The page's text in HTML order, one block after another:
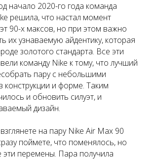
начало 2020-го года команда
решила, что настал момент
90-х максов, но при этом важно
их узнаваемую айдентику, которая
золотого стандарта. Все эти
команду Nike к тому, что лучший
пару с небольшими
конструкции и форме. Таким
и обновить силуэт, и
дизайн.
на пару Nike Air Max 90
поймете, что поменялось, но
эти перемены. Пара получила